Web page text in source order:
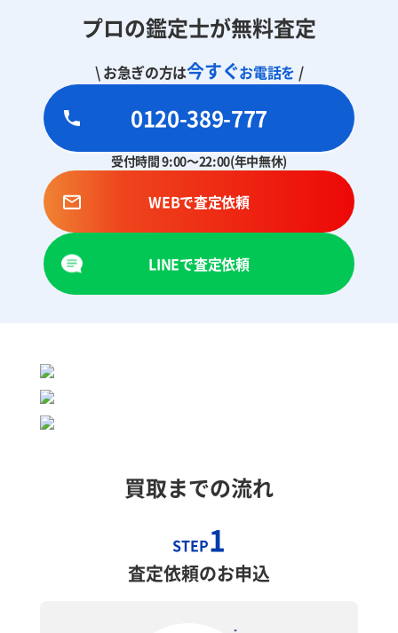
プロの鑑定士が無料査定
\ お急ぎの方は今すぐお電話を /
0120-389-777
受付時間 9:00～22:00(年中無休)
WEBで査定依頼
LINEで査定依頼
買取までの流れ
STEP1
査定依頼のお申込